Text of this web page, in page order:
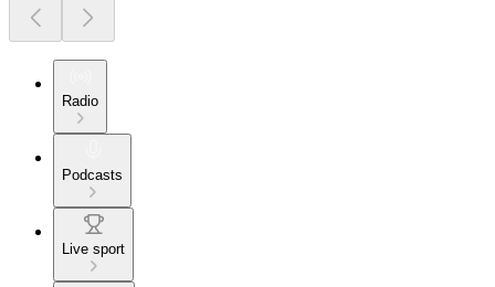
Radio
Podcasts
Live sport